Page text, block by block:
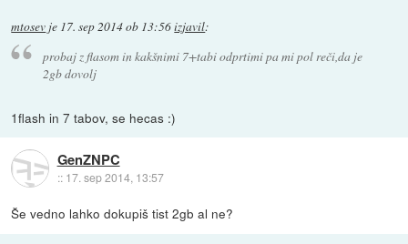
mtosev je 17. sep 2014 ob 13:56izjavil:
probaj z flasom in kakšnimi 7+tabi odprtimi pa mi pol reči,da je
2gb dovolj
1flash in 7 tabov, se hecas :)
GenZNPC
:: 17. sep 2014, 13:57
Še vedno lahko dokupiš tist 2gb al ne?